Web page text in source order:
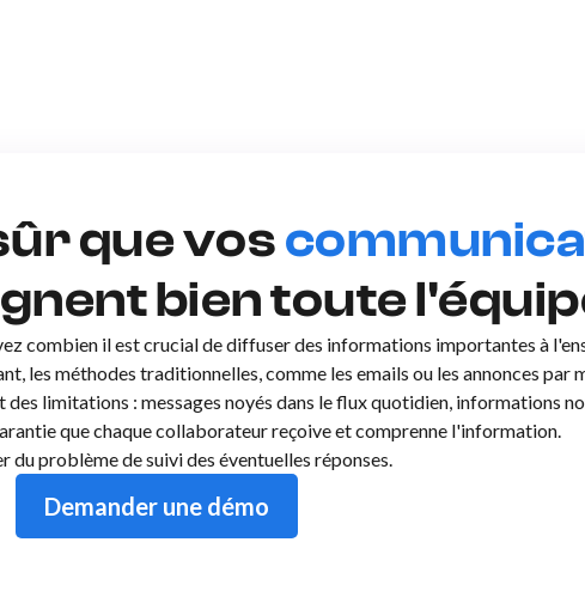
que vos
bien toute
combien il est crucial de diffuser des informations importantes à
les méthodes traditionnelles, comme les emails ou les annonces par
limitations : messages noyés dans le flux quotidien, informations
que chaque collaborateur reçoive et comprenne l'information.
du problème de suivi des éventuelles réponses.
Demander une démo